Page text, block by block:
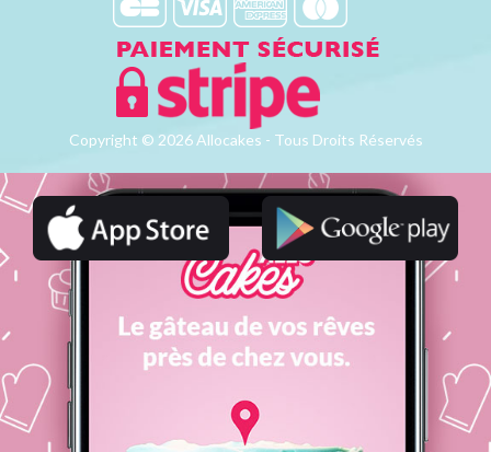
Copyright © 2026 Allocakes - Tous Droits Réservés